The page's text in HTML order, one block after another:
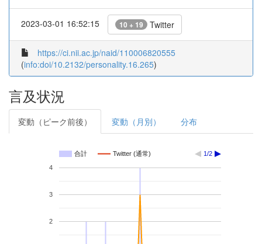
2023-03-01 16:52:15 10 + 19 Twitter
https://ci.nii.ac.jp/naid/110006820555
(info:doi/10.2132/personality.16.265)
言及状況
変動（ピーク前後） 変動（月別） 分布
合計 Twitter (通常) 1/2
2
3
4